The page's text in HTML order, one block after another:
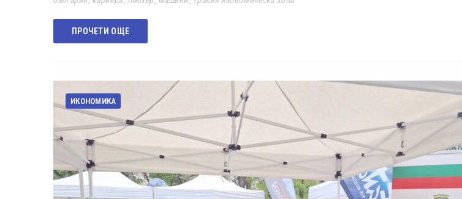
ПРОЧЕТИ ОЩЕ
ИКОНОМИКА